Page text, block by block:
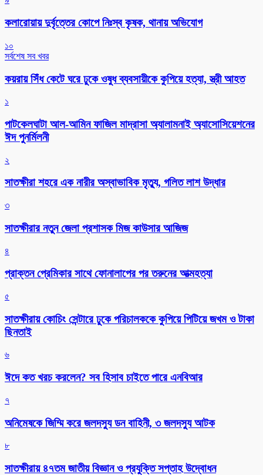
কলারোয়ায় দুর্বৃত্তের কোপে নিঃস্ব কৃষক, থানায় অভিযোগ
১০
সর্বশেষ সব খবর
কয়রায় সিঁধ কেটে ঘরে ঢুকে ওষুধ ব্যবসায়ীকে কুপিয়ে হত্যা, স্ত্রী আহত
১
পাটকেলঘাটা আল-আমিন ফাজিল মাদ্রাসা অ্যালামনাই অ্যাসোসিয়েশনের
ঈদ পুনর্মিলনী
২
সাতক্ষীরা শহরে এক নারীর অস্বাভাবিক মৃত্যু, গলিত লাশ উদ্ধার
৩
সাতক্ষীরার নতুন জেলা প্রশাসক মিজ কাউসার আজিজ
৪
প্রাক্তন প্রেমিকার সাথে ফোনালাপের পর তরুনের আত্মহত্যা
৫
সাতক্ষীরায় কোচিং সেন্টারে ঢুকে পরিচালককে কুপিয়ে পিটিয়ে জখম ও টাকা
ছিনতাই
৬
ঈদে কত খরচ করলেন? সব হিসাব চাইতে পারে এনবিআর
৭
অনিমেষকে জিম্মি করে জলদস্যু ডন বাহিনী, ৩ জলদস্যু আটক
৮
সাতক্ষীরায় ৪৭তম জাতীয় বিজ্ঞান ও প্রযুক্তি সপ্তাহ উদ্বোধন